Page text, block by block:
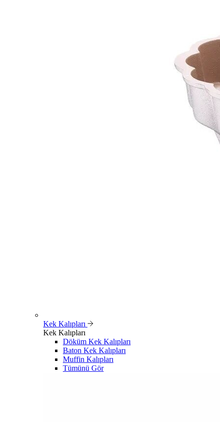
Kek Kalıpları
Kek Kalıpları
Döküm Kek Kalıpları
Baton Kek Kalıpları
Muffin Kalıpları
Tümünü Gör